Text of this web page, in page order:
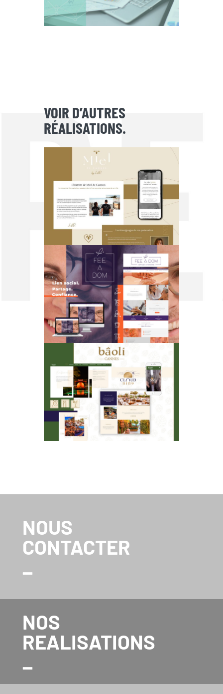
VOIR D’AUTRES
RÉALISATIONS.
MIEL DE CANNES
FEE A DOM
BÂOLI
NOUS
CONTACTER
_
NOS
REALISATIONS
_